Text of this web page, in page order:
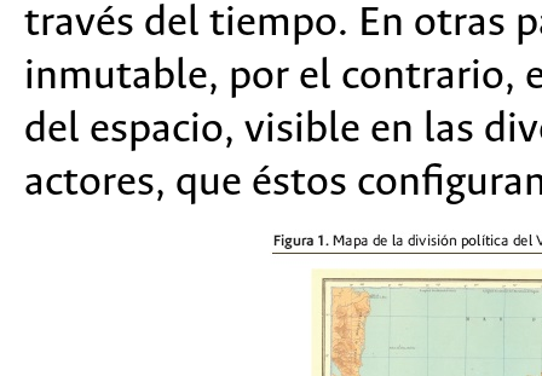
través del tiempo. En otras
inmutable, por el contrario,
del espacio, visible en las
actores, que éstos